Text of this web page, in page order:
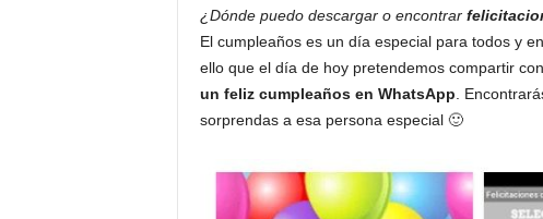
¿Dónde puedo descargar o encontrar
El cumpleaños es un día especial para todos y
ello que el día de hoy pretendemos compartir
un feliz cumpleaños en WhatsApp .
sorprendas a esa persona especial 🙂